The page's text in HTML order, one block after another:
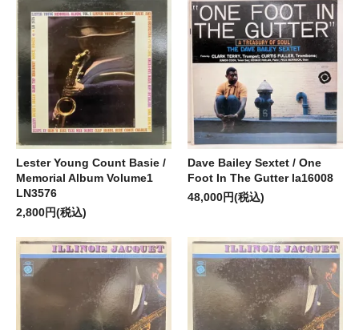
Lester Young Count Basie /
Memorial Album Volume1
LN3576
2,800円(税込)
Dave Bailey Sextet / One
Foot In The Gutter la16008
48,000円(税込)